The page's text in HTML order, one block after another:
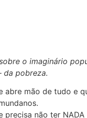
o imaginário
da pobreza.
abre mão de tudo e
precisa não ter